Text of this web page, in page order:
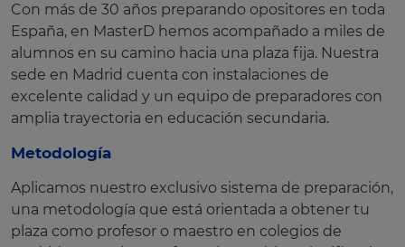
Con más de 30 años preparando opositores en toda
España, en MasterD hemos acompañado a miles de
alumnos en su camino hacia una plaza fija. Nuestra
sede en Madrid cuenta con instalaciones de
excelente calidad y un equipo de preparadores con
amplia trayectoria en educación secundaria.
Metodología
Aplicamos nuestro exclusivo sistema de preparación,
una metodología que está orientada a obtener tu
plaza como profesor o maestro en colegios de